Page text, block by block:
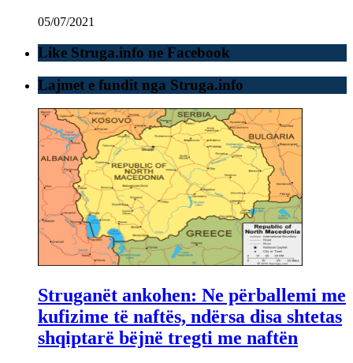
05/07/2021
Like Struga.info ne Facebook
Lajmet e fundit nga Struga.info
Struganët ankohen: Ne përballemi me
kufizime të naftës, ndërsa disa shtetas
shqiptarë bëjnë tregti me naftën